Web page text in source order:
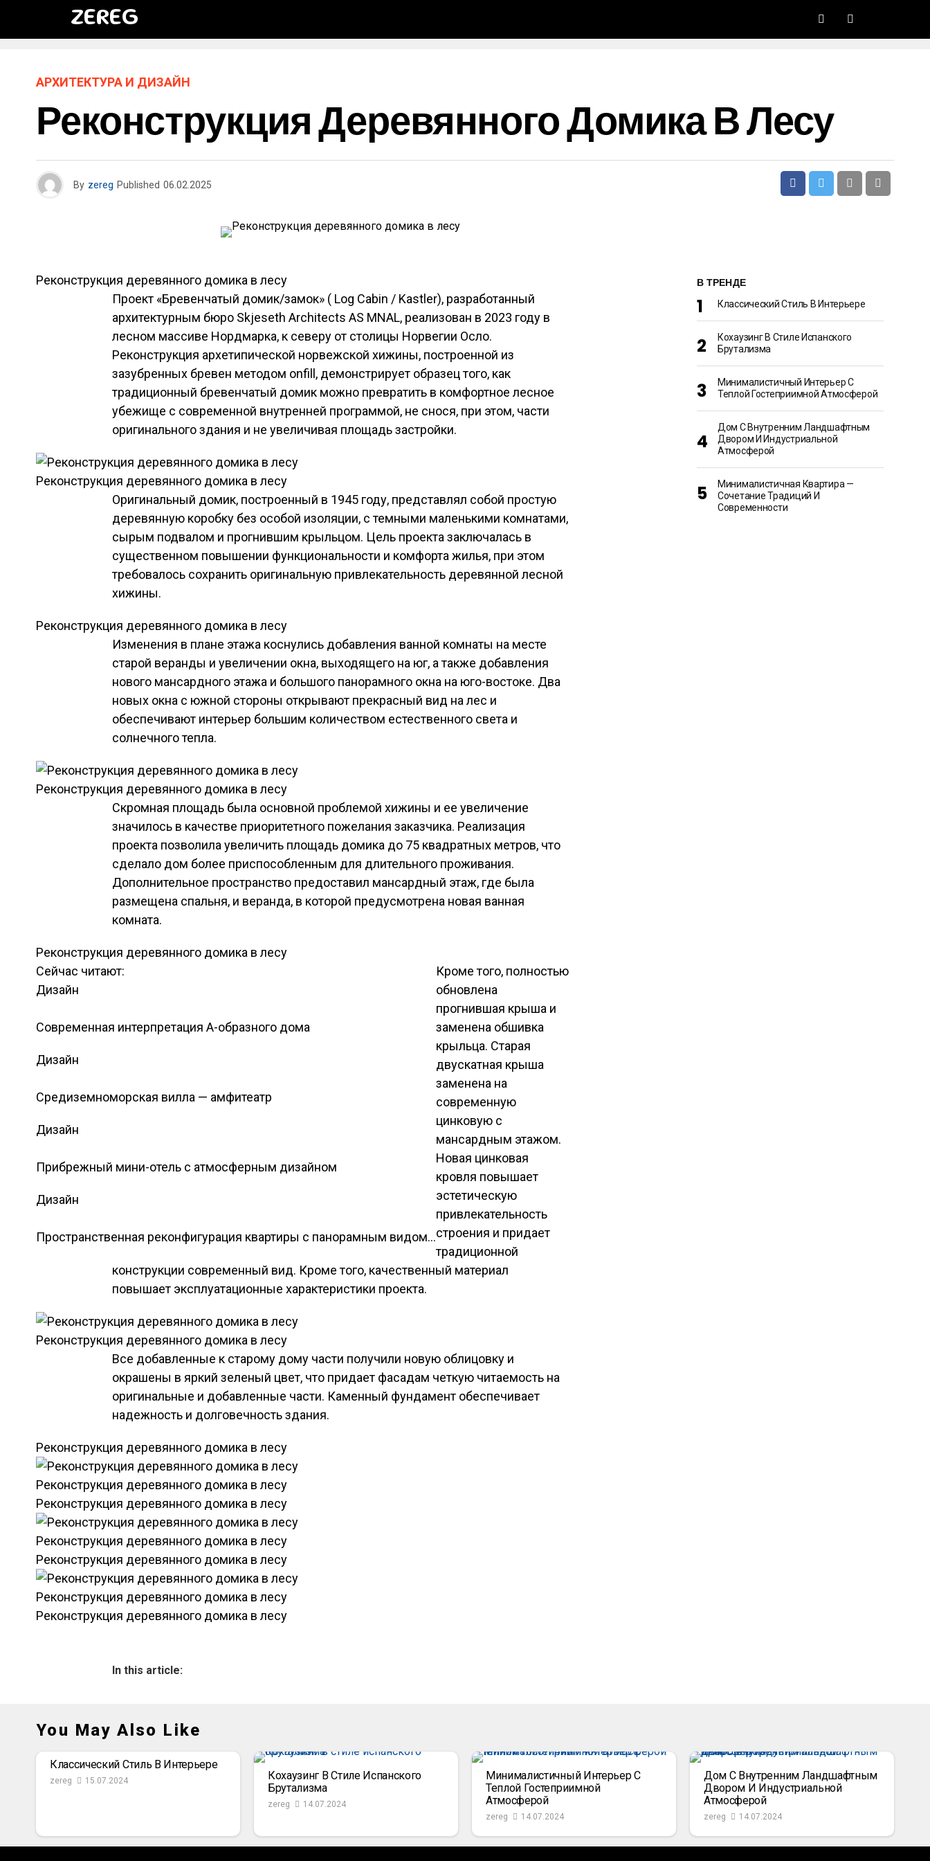
ZEREG
АРХИТЕКТУРА И ДИЗАЙН
Реконструкция Деревянного Домика В Лесу
By zereg Published 06.02.2025
Реконструкция деревянного домика в лесу
Проект «Бревенчатый домик/замок» ( Log Cabin / Kastler), разработанный
архитектурным бюро Skjeseth Architects AS MNAL, реализован в 2023 году в
лесном массиве Нордмарка, к северу от столицы Норвегии Осло.
Реконструкция архетипической норвежской хижины, построенной из
зазубренных бревен методом onfill, демонстрирует образец того, как
традиционный бревенчатый домик можно превратить в комфортное лесное
убежище с современной внутренней программой, не снося, при этом, части
оригинального здания и не увеличивая площадь застройки.
Реконструкция деревянного домика в лесу
Оригинальный домик, построенный в 1945 году, представлял собой простую
деревянную коробку без особой изоляции, с темными маленькими комнатами,
сырым подвалом и прогнившим крыльцом. Цель проекта заключалась в
существенном повышении функциональности и комфорта жилья, при этом
требовалось сохранить оригинальную привлекательность деревянной лесной
хижины.
Реконструкция деревянного домика в лесу
Изменения в плане этажа коснулись добавления ванной комнаты на месте
старой веранды и увеличении окна, выходящего на юг, а также добавления
нового мансардного этажа и большого панорамного окна на юго-востоке. Два
новых окна с южной стороны открывают прекрасный вид на лес и
обеспечивают интерьер большим количеством естественного света и
солнечного тепла.
Реконструкция деревянного домика в лесу
Скромная площадь была основной проблемой хижины и ее увеличение
значилось в качестве приоритетного пожелания заказчика. Реализация
проекта позволила увеличить площадь домика до 75 квадратных метров, что
сделало дом более приспособленным для длительного проживания.
Дополнительное пространство предоставил мансардный этаж, где была
размещена спальня, и веранда, в которой предусмотрена новая ванная
комната.
Реконструкция деревянного домика в лесу
Сейчас читают:
Дизайн
Современная интерпретация А-образного дома
Дизайн
Средиземноморская вилла — амфитеатр
Дизайн
Прибрежный мини-отель с атмосферным дизайном
Дизайн
Пространственная реконфигурация квартиры с панорамным видом…
Кроме того, полностью
обновлена
прогнившая крыша и
заменена обшивка
крыльца. Старая
двускатная крыша
заменена на
современную
цинковую с
мансардным этажом.
Новая цинковая
кровля повышает
эстетическую
привлекательность
строения и придает
традиционной
конструкции современный вид. Кроме того, качественный материал
повышает эксплуатационные характеристики проекта.
Реконструкция деревянного домика в лесу
Все добавленные к старому дому части получили новую облицовку и
окрашены в яркий зеленый цвет, что придает фасадам четкую читаемость на
оригинальные и добавленные части. Каменный фундамент обеспечивает
надежность и долговечность здания.
Реконструкция деревянного домика в лесу
Реконструкция деревянного домика в лесу
Реконструкция деревянного домика в лесу
Реконструкция деревянного домика в лесу
Реконструкция деревянного домика в лесу
Реконструкция деревянного домика в лесу
Реконструкция деревянного домика в лесу
In this article:
В ТРЕНДЕ
Классический Стиль В Интерьере
Кохаузинг В Стиле Испанского
Брутализма
Минималистичный Интерьер С
Теплой Гостеприимной Атмосферой
Дом С Внутренним Ландшафтным
Двором И Индустриальной
Атмосферой
Минималистичная Квартира —
Сочетание Традиций И
Современности
You May Also Like
Классический Стиль В Интерьере
zereg 15.07.2024
Кохаузинг В Стиле Испанского
Брутализма
zereg 14.07.2024
Минималистичный Интерьер С
Теплой Гостеприимной
Атмосферой
zereg 14.07.2024
Дом С Внутренним Ландшафтным
Двором И Индустриальной
Атмосферой
zereg 14.07.2024